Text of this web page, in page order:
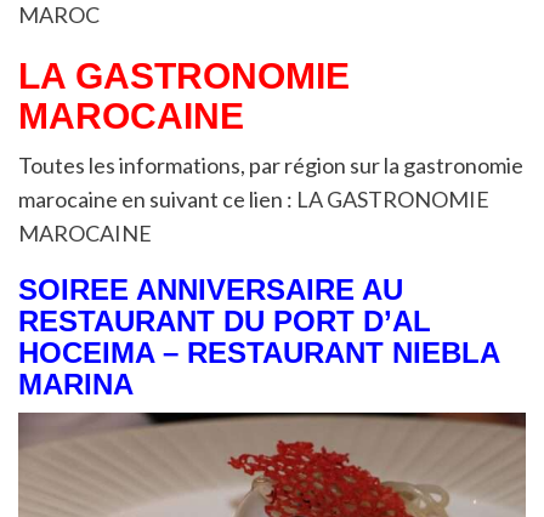
MAROC
LA GASTRONOMIE
MAROCAINE
Toutes les informations, par région sur la gastronomie
marocaine en suivant ce lien : LA GASTRONOMIE
MAROCAINE
SOIREE ANNIVERSAIRE AU
RESTAURANT DU PORT D’AL
HOCEIMA – RESTAURANT NIEBLA
MARINA